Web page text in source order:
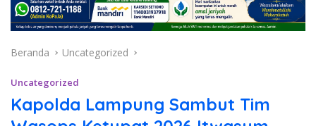
Beranda Uncategorized
Uncategorized
Kapolda Lampung Sambut Tim